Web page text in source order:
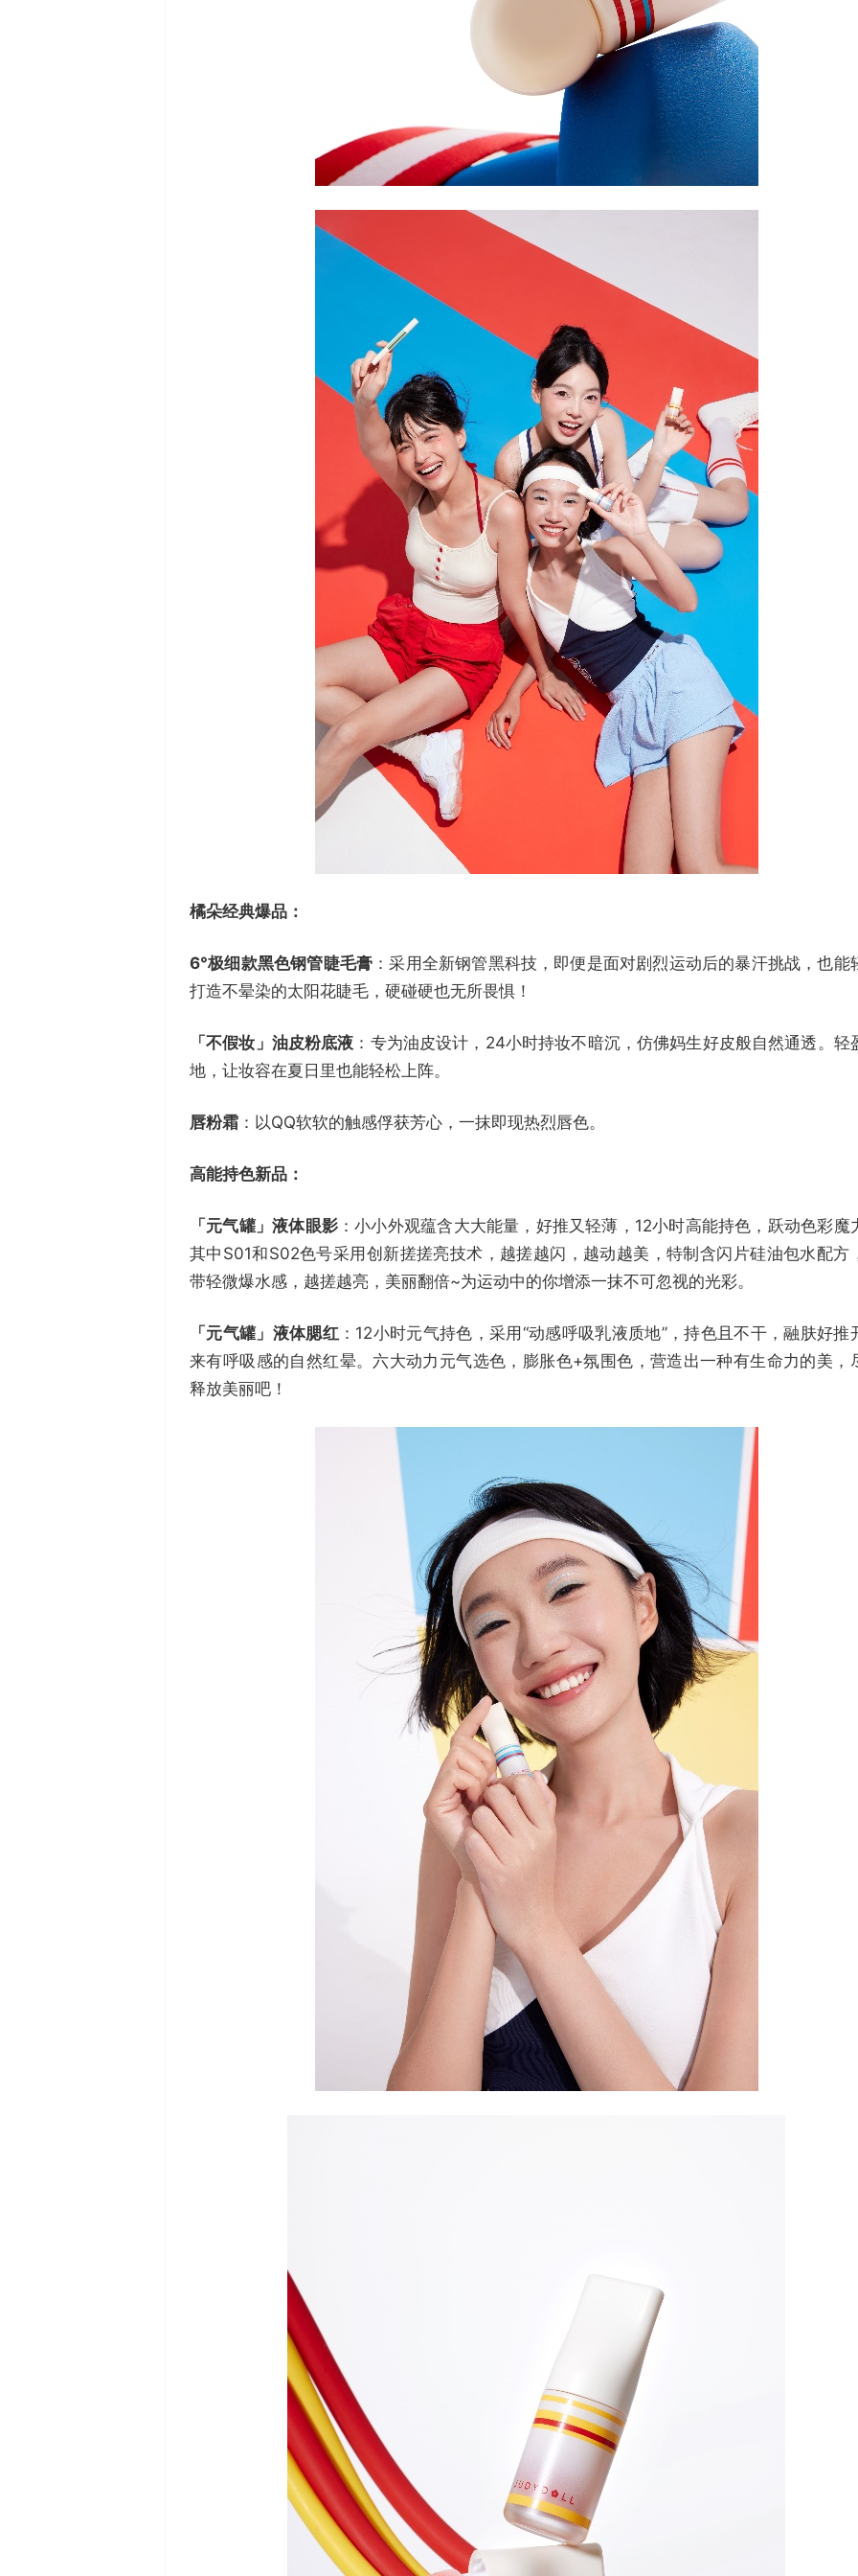
橘朵经典爆品：
6°极细款黑色钢管睫毛膏 ：采用全新钢管黑科技，即便是面对剧烈运动后的暴汗挑战，也能
打造不晕染的太阳花睫毛，硬碰硬也无所畏惧！
「不假妆」油皮粉底液 ：专为油皮设计，24小时持妆不暗沉，仿佛妈生好皮般自然通透。轻
地，让妆容在夏日里也能轻松上阵。
唇粉霜 ：以QQ软软的触感俘获芳心，一抹即现热烈唇色。
高能持色新品：
「元气罐」液体眼影：小小外观蕴含大大能量，好推又轻薄，12小时高能持色，跃动色彩魔
其中S01和S02色号采用创新搓搓亮技术，越搓越闪，越动越美，特制含闪片硅油包水配方
带轻微爆水感，越搓越亮，美丽翻倍~为运动中的你增添一抹不可忽视的光彩。
「元气罐」液体腮红 ：12小时元气持色，采用“动感呼吸乳液质地”，持色且不干，融肤好推
来有呼吸感的自然红晕。六大动力元气选色，膨胀色+氛围色，营造出一种有生命力的美，
释放美丽吧！